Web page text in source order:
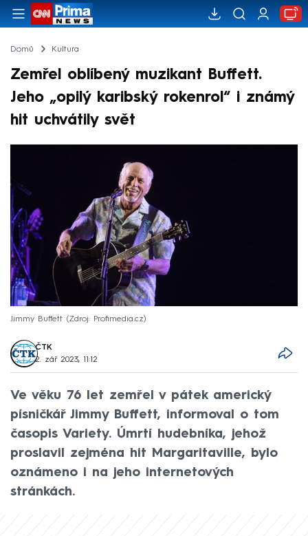
Domů Kultura
Zemřel oblíbený muzikant Buffett.
Jeho „opilý karibský rokenrol“ i známý
hit uchvátily svět
Jimmy Buffett Zdroj: Profimedia.cz
ČTK
2. zář 2023, 11:12
Ve věku 76 let zemřel v pátek americký
písničkář Jimmy Buffett, informoval o tom
časopis Variety. Úmrtí hudebníka, jehož
proslavil zejména hit Margaritaville, bylo
oznámeno i na jeho internetových
stránkách.